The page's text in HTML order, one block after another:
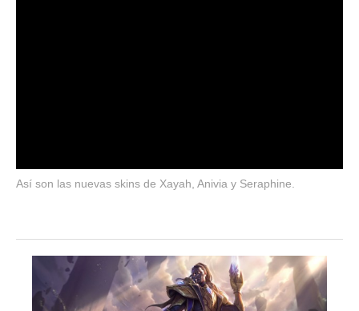
Así son las nuevas skins de Xayah, Anivia y Seraphine.